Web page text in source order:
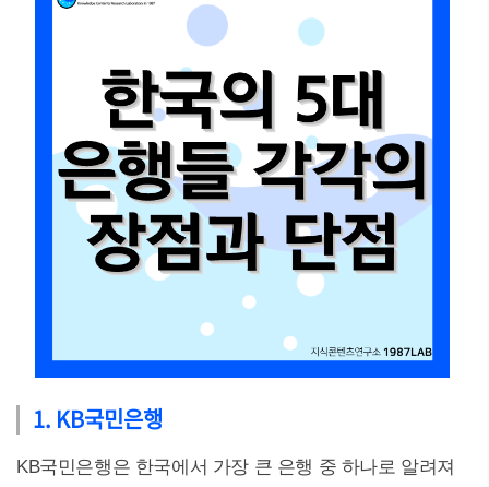
1. KB국민은행
KB국민은행은 한국에서 가장 큰 은행 중 하나로 알려져